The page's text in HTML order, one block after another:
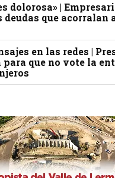
dolorosa» |
deudas que acorralan
en las redes |
que no vote la